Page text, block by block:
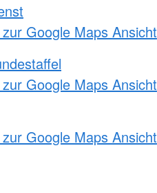
Google Maps Ansicht
Google Maps Ansicht
Google Maps Ansicht